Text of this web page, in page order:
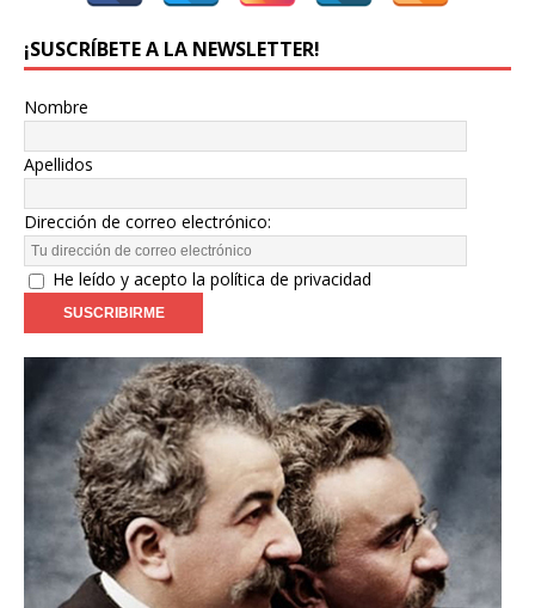
¡SUSCRÍBETE A LA NEWSLETTER!
Nombre
Apellidos
Dirección de correo electrónico:
He leído y acepto la política de privacidad